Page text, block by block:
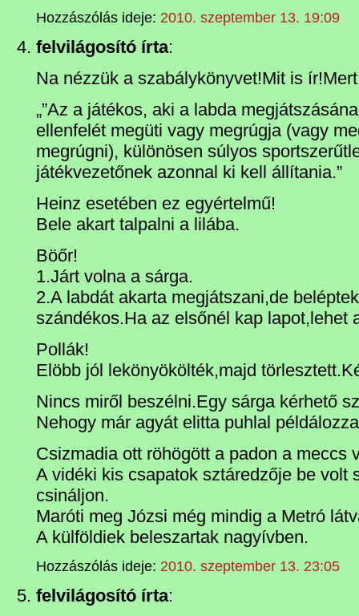
Hozzászólás ideje: 2010. szeptember 13. 19:09
felvilágosító írta:
Na nézzük a szabálykönyvet!Mit is
„”Az a játékos, aki a labda
ellenfelét megüti vagy megrúgja (vagy
megrúgni), különösen súlyos
játékvezetőnek azonnal ki kell állítania.”
Heinz esetében ez egyértelmű!
Bele akart talpalni a lilába.
Böőr!
1.Járt volna a sárga.
2.A labdát akarta megjátszani,de
szándékos.Ha az elsőnél kap lapot,lehet
Pollák!
Elöbb jól lekönyökölték,majd
Nincs miről beszélni.Egy sárga kérhető
Nehogy már agyát elitta puhlal
Csizmadia ott röhögött a padon a meccs
A vidéki kis csapatok sztáredzője be volt
csináljon.
Maróti meg Józsi még mindig a Metró
A külföldiek beleszartak nagyívben.
Hozzászólás ideje: 2010. szeptember 13. 23:05
felvilágosító írta: